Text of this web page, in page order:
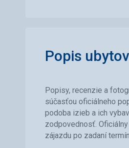
Popis
Popisy, recenzie a
súčasťou oficiálneho
podoba izieb a ich
zodpovednosť.
zájazdu po zadaní